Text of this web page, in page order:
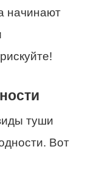
начинают
туши
Вот